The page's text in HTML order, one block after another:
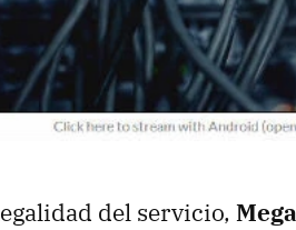
del servicio,